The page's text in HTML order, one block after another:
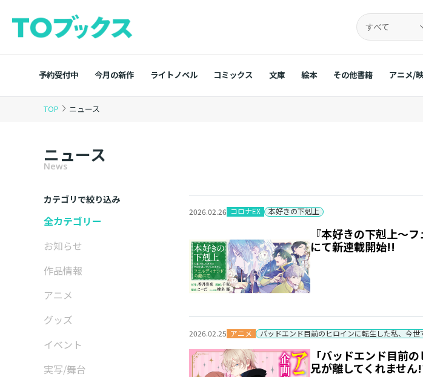
すべて
予約受付中 今月の新作 ライトノベル コミックス 文庫 絵本 その他書籍 アニメ/
TOP ニュース
ニュース
News
カテゴリで絞り込み
全カテゴリー
お知らせ
作品情報
アニメ
グッズ
イベント
実写/舞台
2026.02.26 コロナEX 本好きの下剋上
『本好きの下剋上～
にて新連載開始!!
2026.02.25 アニメ バッドエンド目前のヒロインに転生した私、今
「バッドエンド目前
兄が離してくれません